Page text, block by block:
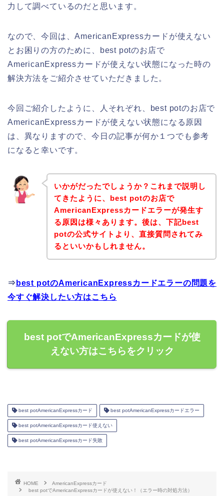
力して調べているのだと思います。
なので、今回は、AmericanExpressカードが使えない
とお困りの方のために、best potのお店で
AmericanExpressカードが使えない状態になった時の
解決方法をご紹介させていただきました。
今回ご紹介したように、人それぞれ、best potのお店で
AmericanExpressカードが使えない状態になる原因
は、異なりますので、今日の記事が何か１つでも参考
になると幸いです。
いかがだったでしょうか？これまで説明し
てきたように、best potのお店で
AmericanExpressカードエラーが発生す
る原因は様々あります。後は、下記best
potの公式サイトより、直接質問されてみ
るといいかもしれません。
⇒ best potのAmericanExpressカードエラーの問題を
今すぐ解決したい方はこちら
best potでAmericanExpressカードが使
えない方はこちらをクリック
best potAmericanExpressカード best potAmericanExpressカードエラー
best potAmericanExpressカード使えない
best potAmericanExpressカード失敗
HOME
AmericanExpressカード
best potでAmericanExpressカードが使えない！（エラー時の対処方法）